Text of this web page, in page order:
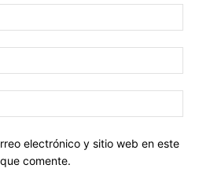
electrónico y sitio web en este
comente.